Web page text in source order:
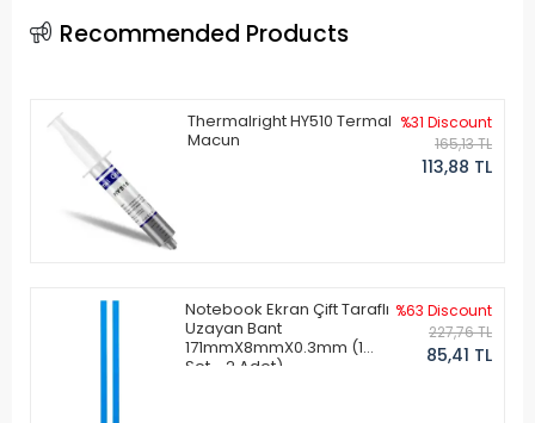
Recommended Products
Thermalright HY510 Termal
Macun
%31 Discount
165,13 TL
113,88 TL
Notebook Ekran Çift Taraflı
Uzayan Bant
171mmX8mmX0.3mm (1
Set - 2 Adet)
%63 Discount
227,76 TL
85,41 TL